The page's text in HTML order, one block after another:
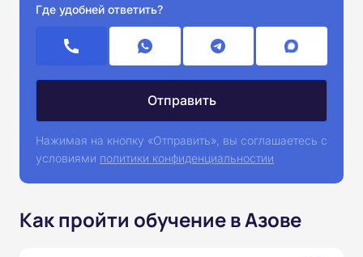
Где удобней ответить?
Нажимая на кнопку «Отправить», вы соглашаетесь с
условиями политики конфиденциальностии
Как пройти обучение в Азове